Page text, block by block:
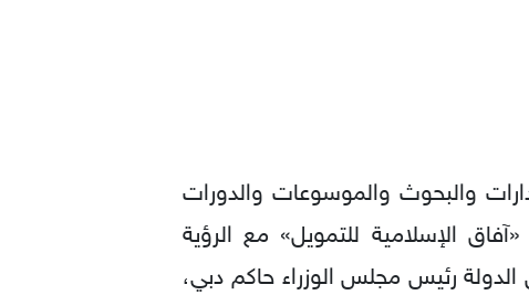
والبحوث والموسوعات والدورات
الإسلامية للتمويل» مع الرؤية
رئيس مجلس الوزراء حاكم دبي،